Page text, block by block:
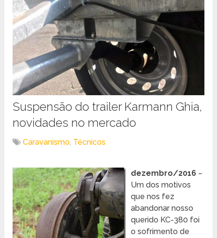
Suspensão do trailer Karmann Ghia,
novidades no mercado
Caravanismo, Técnicos
dezembro/2016 –
Um dos motivos
que nos fez
abandonar nosso
querido KC-380 foi
o sofrimento de